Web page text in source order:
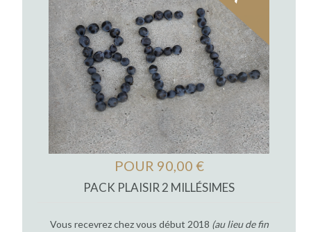
POUR 90,00 €
PACK PLAISIR 2 MILLÉSIMES
Vous recevrez chez vous début 2018 (au lieu de fin